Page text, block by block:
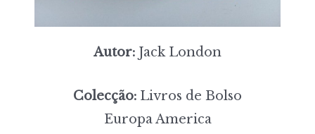
Autor: Jack London
Colecção: Livros de Bolso
Europa America